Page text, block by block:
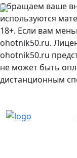
Обращаем ваше
используются
18+. Если вам
ohotnik50.ru.
ohotnik50.ru
не может быть
дистанционным